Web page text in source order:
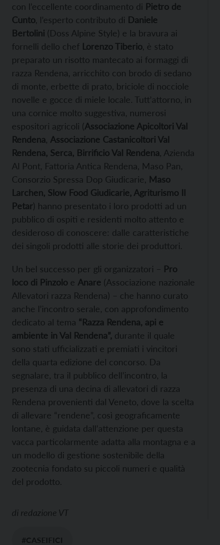
con l’eccellente coordinamento di Pietro de
Cunto , l’esperto contributo di Daniele
Bertolini (Doss Alpine Style) e la bravura ai
fornelli dello chef Lorenzo Tiberio , è stato
preparato un risotto mantecato ai formaggi di
razza Rendena, arricchito con brodo di sedano
di monte, erbette di prato, briciole di nocciole
novelle e gocce di miele locale. Tutt’attorno, in
una cornice molto suggestiva, numerosi
espositori agricoli (Associazione Apicoltori Val
Rendena Associazione Castanicoltori Val
Rendena, Serca, Birrificio Val Rendena , Azienda
Al Pont, Fattoria Antica Rendena, Maso Pan,
Consorzio Spressa Dop Giudicarie, Maso
Larchen, Slow Food Giudicarie, Agriturismo Il
Petar) hanno presentato i loro prodotti ad un
pubblico di ospiti e residenti molto attento e
desideroso di conoscere: dalle caratteristiche
dei singoli prodotti alle storie dei produttori.
Un bel successo per gli organizzatori – Pro
loco di Pinzolo e Anare (Associazione nazionale
Allevatori razza Rendena) – che hanno curato
anche l’incontro serale, con approfondimento
dedicato al tema “Razza Rendena, api e
ambiente in Val Rendena”, durante il quale
sono stati ufficializzati e premiati i vincitori
della quarta edizione del concorso. Da
segnalare, tra il pubblico dell’incontro, la
presenza di una decina di allevatori di razza
Rendena provenienti dal Veneto, dove la scelta
di allevare “rendene”, così geograficamente
lontane, è guidata dall’attenzione per questa
vacca particolarmente adatta alla montagna e a
un modello di gestione sostenibile della
zootecnia fondato su piccoli numeri e qualità
del prodotto.
di redazione VT
#CASEIFICI